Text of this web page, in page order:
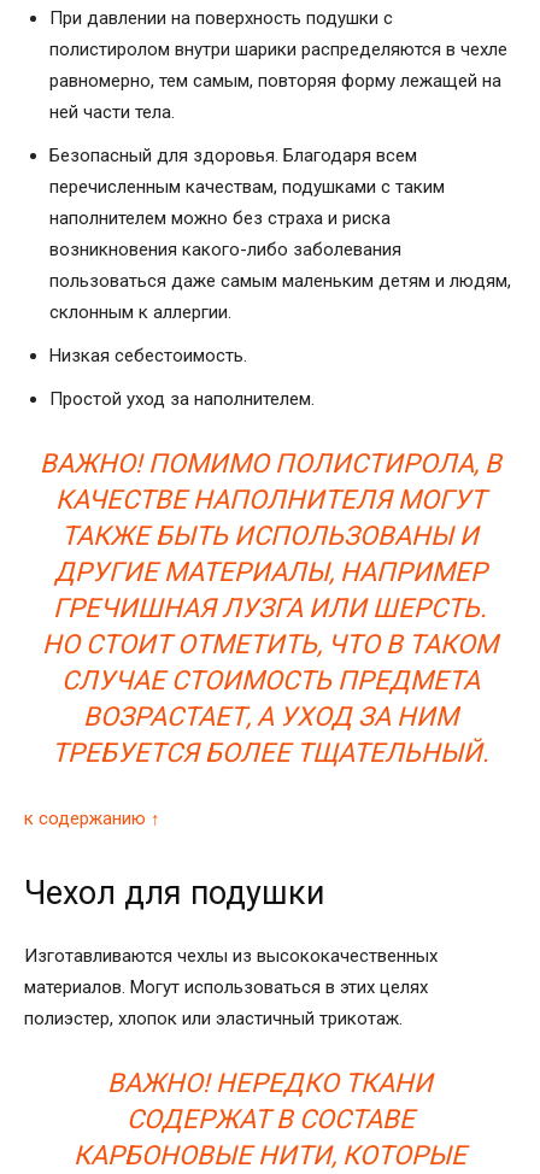
При давлении на поверхность подушки с
полистиролом внутри шарики распределяются в чехле
равномерно, тем самым, повторяя форму лежащей на
ней части тела.
Безопасный для здоровья. Благодаря всем
перечисленным качествам, подушками с таким
наполнителем можно без страха и риска
возникновения какого-либо заболевания
пользоваться даже самым маленьким детям и людям,
склонным к аллергии.
Низкая себестоимость.
Простой уход за наполнителем.
ВАЖНО! ПОМИМО ПОЛИСТИРОЛА, В
КАЧЕСТВЕ НАПОЛНИТЕЛЯ МОГУТ
ТАКЖЕ БЫТЬ ИСПОЛЬЗОВАНЫ И
ДРУГИЕ МАТЕРИАЛЫ, НАПРИМЕР
ГРЕЧИШНАЯ ЛУЗГА ИЛИ ШЕРСТЬ.
НО СТОИТ ОТМЕТИТЬ, ЧТО В ТАКОМ
СЛУЧАЕ СТОИМОСТЬ ПРЕДМЕТА
ВОЗРАСТАЕТ, А УХОД ЗА НИМ
ТРЕБУЕТСЯ БОЛЕЕ ТЩАТЕЛЬНЫЙ.
к содержанию ↑
Чехол для подушки
Изготавливаются чехлы из высококачественных
материалов. Могут использоваться в этих целях
полиэстер, хлопок или эластичный трикотаж.
ВАЖНО! НЕРЕДКО ТКАНИ
СОДЕРЖАТ В СОСТАВЕ
КАРБОНОВЫЕ НИТИ, КОТОРЫЕ